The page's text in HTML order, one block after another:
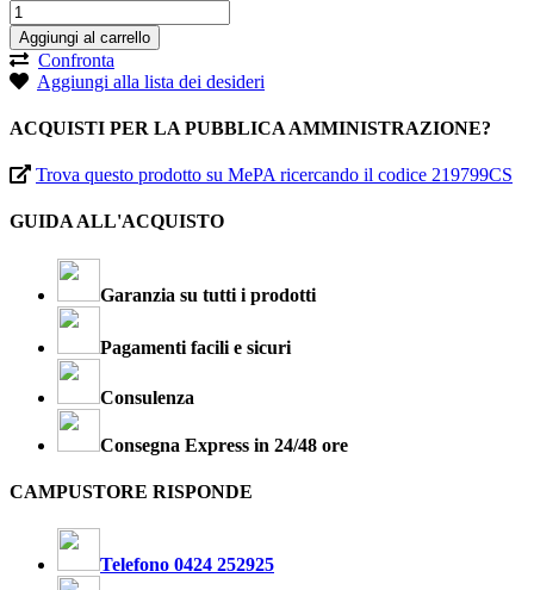
Aggiungi al carrello
Confronta
Aggiungi alla lista dei desideri
ACQUISTI PER LA PUBBLICA AMMINISTRAZIONE?
Trova questo prodotto su MePA ricercando il codice 219799CS
GUIDA ALL'ACQUISTO
Garanzia su tutti i prodotti
Pagamenti facili e sicuri
Consulenza
Consegna Express in 24/48 ore
CAMPUSTORE RISPONDE
Telefono 0424 252925